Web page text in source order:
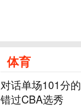
体育
对话单场101分
错过CBA选秀